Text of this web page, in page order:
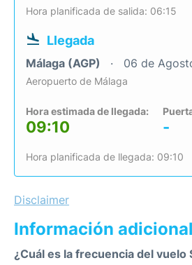
Hora planificada de salida: 06:15
Llegada
Málaga (AGP) 06 de
Aeropuerto de Málaga
Hora estimada de llegada:
09:10 -
Hora planificada de llegada: 09:10
Disclaimer
Información adicional
¿Cuál es la frecuencia del vuelo